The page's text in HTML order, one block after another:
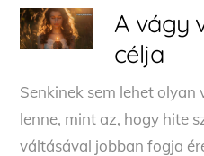
A vágy
célja
Senkinek sem lehet olyan
lenne, mint az, hogy hite
váltásával jobban fogja